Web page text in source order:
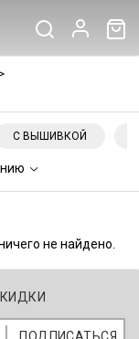
>
С ВЫШИВКОЙ
не найдено.